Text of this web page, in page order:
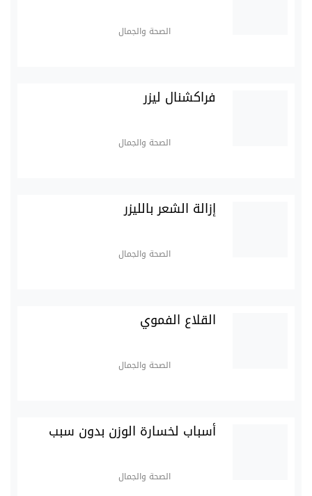
الصحة والجمال
فراكشنال ليزر
الصحة والجمال
إزالة الشعر بالليزر
الصحة والجمال
القلاع الفموي
الصحة والجمال
أسباب لخسارة الوزن بدون سبب
الصحة والجمال